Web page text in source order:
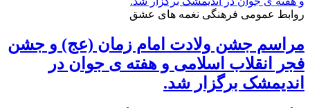
روابط عمومی فرهنگی نغمه های عشق
مراسم جشن ولادت امام زمان (عج) و جشن
فجر انقلاب اسلامی و هفته ی جوان در
اندیمشک برگزار شد.